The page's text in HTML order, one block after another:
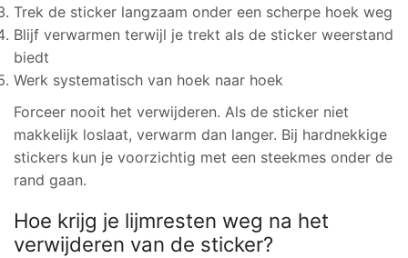
Trek de sticker langzaam onder een scherpe hoek weg
Blijf verwarmen terwijl je trekt als de sticker weerstand
biedt
Werk systematisch van hoek naar hoek
Forceer nooit het verwijderen. Als de sticker niet
makkelijk loslaat, verwarm dan langer. Bij hardnekkige
stickers kun je voorzichtig met een steekmes onder de
rand gaan.
Hoe krijg je lijmresten weg na het
verwijderen van de sticker?